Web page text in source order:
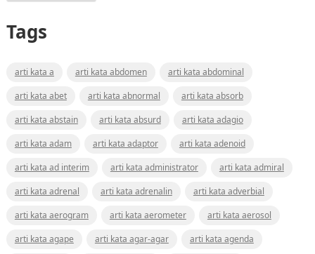
Tags
arti kata a arti kata abdomen
arti kata abdominal
arti kata abet
arti kata abnormal
arti kata absorb
arti kata abstain
arti kata absurd
arti kata adagio
arti kata adam
arti kata adaptor
arti kata adenoid
arti kata ad interim
arti kata administrator
arti kata admiral
arti kata adrenal
arti kata adrenalin
arti kata adverbial
arti kata aerogram
arti kata aerometer
arti kata aerosol
arti kata agape
arti kata agar-agar
arti kata agenda